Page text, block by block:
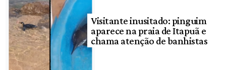
Visitante inusitado: pinguim
aparece na praia de Itapuã e
chama atenção de banhistas